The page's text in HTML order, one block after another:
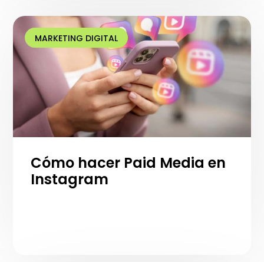
MARKETING DIGITAL
Cómo hacer Paid Media en
Instagram